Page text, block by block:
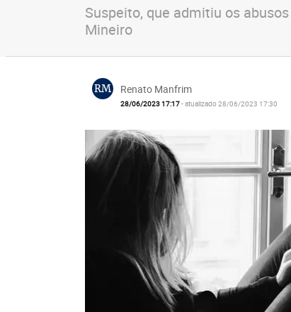
Suspeito, que admitiu os
Mineiro
RM Renato Manfrim
28/06/2023 17:17- atualizado 28/06/2023 17:30